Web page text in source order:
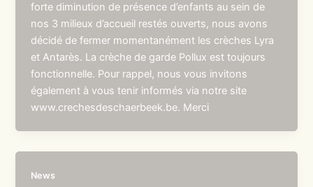
forte diminution de présence d’enfants au sein de
nos 3 milieux d’accueil restés ouverts, nous avons
décidé de fermer momentanément les crèches Lyra
et Antarès. La crèche de garde Pollux est toujours
fonctionnelle. Pour rappel, nous vous invitons
également à vous tenir informés via notre site
www.crechesdeschaerbeek.be. Merci
News